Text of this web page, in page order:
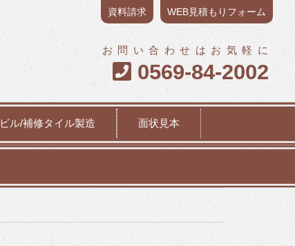
WEB見積もりフォーム
資料請求
お問い合わせはお気軽に
 0569-84-2002
ル/補修タイル製造 面状見本